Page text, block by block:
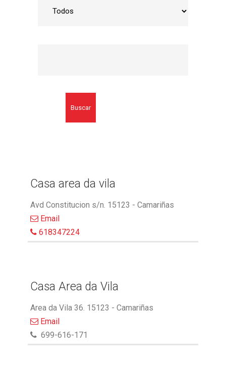
Buscar
Casa area da vila
Avd Constitucion s/n. 15123 - Camariñas
Email
618347224
Casa Area da Vila
Area da Vila 36. 15123 - Camariñas
Email
699-616-171